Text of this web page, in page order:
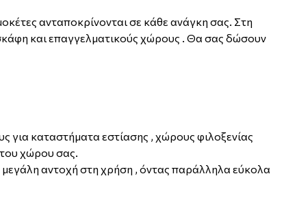
ανταποκρίνονται σε κάθε ανάγκη σας. Στη
και επαγγελματικούς χώρους . Θα σας δώσουν
για καταστήματα εστίασης , χώρους φιλοξενίας
χώρου σας.
αντοχή στη χρήση , όντας παράλληλα εύκολα